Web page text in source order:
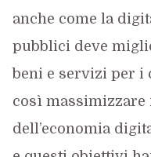
anche come la
pubblici deve
beni e servizi per i
così
dell’economia